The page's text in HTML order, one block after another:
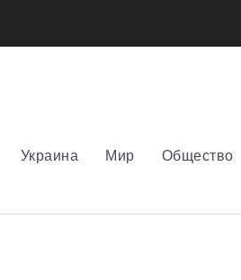
Украина Мир Общество